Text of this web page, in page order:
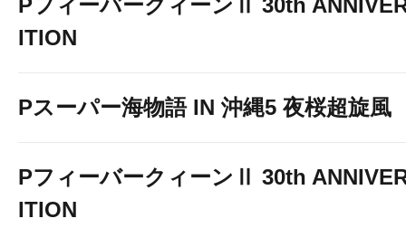
PフィーバークィーンⅡ 30th
ITION
Pスーパー海物語 IN 沖縄5 夜桜超旋風
PフィーバークィーンⅡ 30th
ITION